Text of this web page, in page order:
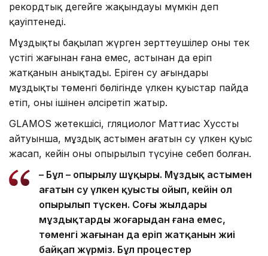
рекордтық деңгейге жақындауы мүмкін деп
қауіптенеді.
Мұздықты бақылап жүрген зерттеушілер оның тек
үстіңгі жағынан ғана емес, астынан да еріп
жатқанын анықтады. Еріген су ағындары
мұздықтың төменгі бөлігінде үлкен қуыстар пайда
етіп, оны ішінен әлсіретіп жатыр.
GLAMOS жетекшісі, гляциолог Маттиас Хусстың
айтуынша, мұздық астымен ағатын су үлкен қуыс
жасап, кейін оның опырылып түсуіне себеп болған.
– Бұл – опырылу шұңқыры. Мұздық астымен
ағатын су үлкен қуысты ойып, кейін ол
опырылып түскен. Соңғы жылдары
мұздықтардың жоғарыдан ғана емес,
төменгі жағынан да еріп жатқанын жиі
байқап жүрміз. Бұл процестер